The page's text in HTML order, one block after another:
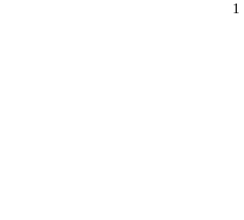
1